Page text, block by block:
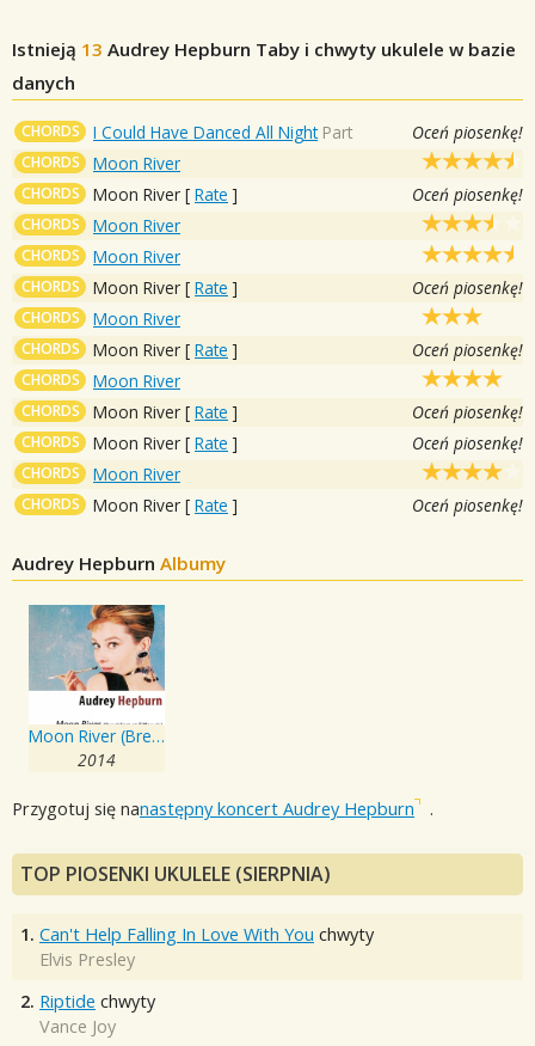
Istnieją 13 Audrey Hepburn Taby i chwyty ukulele w bazie
danych
CHORDS I Could Have Danced All Night Part Oceń piosenkę!
CHORDS Moon River
CHORDS Moon River [ Rate ] Oceń piosenkę!
CHORDS Moon River
CHORDS Moon River
CHORDS Moon River [ Rate ] Oceń piosenkę!
CHORDS Moon River
CHORDS Moon River [ Rate ] Oceń piosenkę!
CHORDS Moon River
CHORDS Moon River [ Rate ] Oceń piosenkę!
CHORDS Moon River [ Rate ] Oceń piosenkę!
CHORDS Moon River
CHORDS Moon River [ Rate ] Oceń piosenkę!
Audrey Hepburn Albumy
Moon River (Breakfast at Tiffany's)
2014
Przygotuj się nanastępny koncert Audrey Hepburn .
TOP PIOSENKI UKULELE (SIERPNIA)
1. Can't Help Falling In Love With You chwyty
Elvis Presley
2. Riptide chwyty
Vance Joy